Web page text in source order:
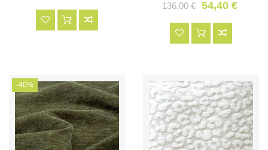
136,00 €
54,40 €
-40%